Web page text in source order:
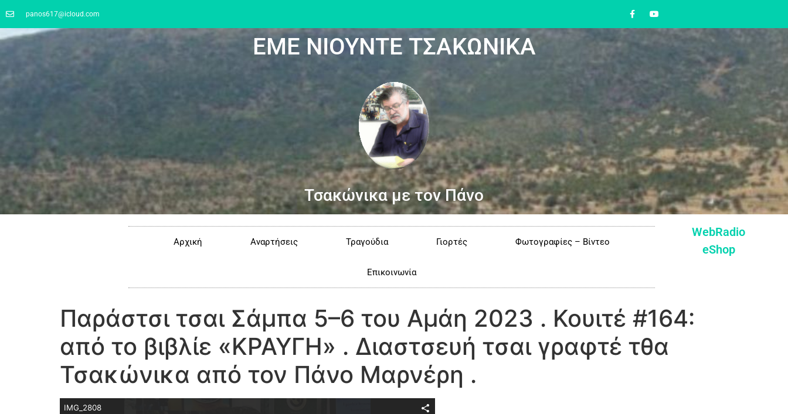
panos617@icloud.com
ΕΜΕ ΝΙΟΥΝΤΕ ΤΣΑΚΩΝΙΚΑ
Τσακώνικα με τον Πάνο
Αρχική Αναρτήσεις Τραγούδια Γιορτές Φωτογραφίες – Βίντεο
Επικοινωνία
WebRadio
eShop
Παράστσι τσαι Σάμπα 5–6 του Αμάη 2023 . Κουιτέ #164:
από το βιβλίε «ΚΡΑΥΓΗ» . Διαστσευή τσαι γραφτέ τθα
Τσακώνικα από τον Πάνο Μαρνέρη .
IMG_2808